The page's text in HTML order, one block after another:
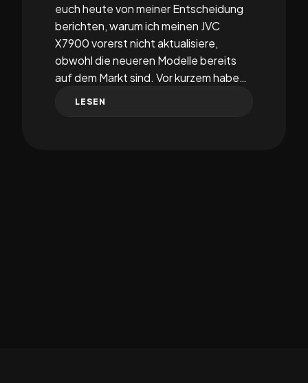
euch heute von meiner Entscheidung
berichten, warum ich meinen JVC
X7900 vorerst nicht aktualisiere,
obwohl die neueren Modelle bereits
auf dem Markt sind. Vor kurzem habe…
LESEN